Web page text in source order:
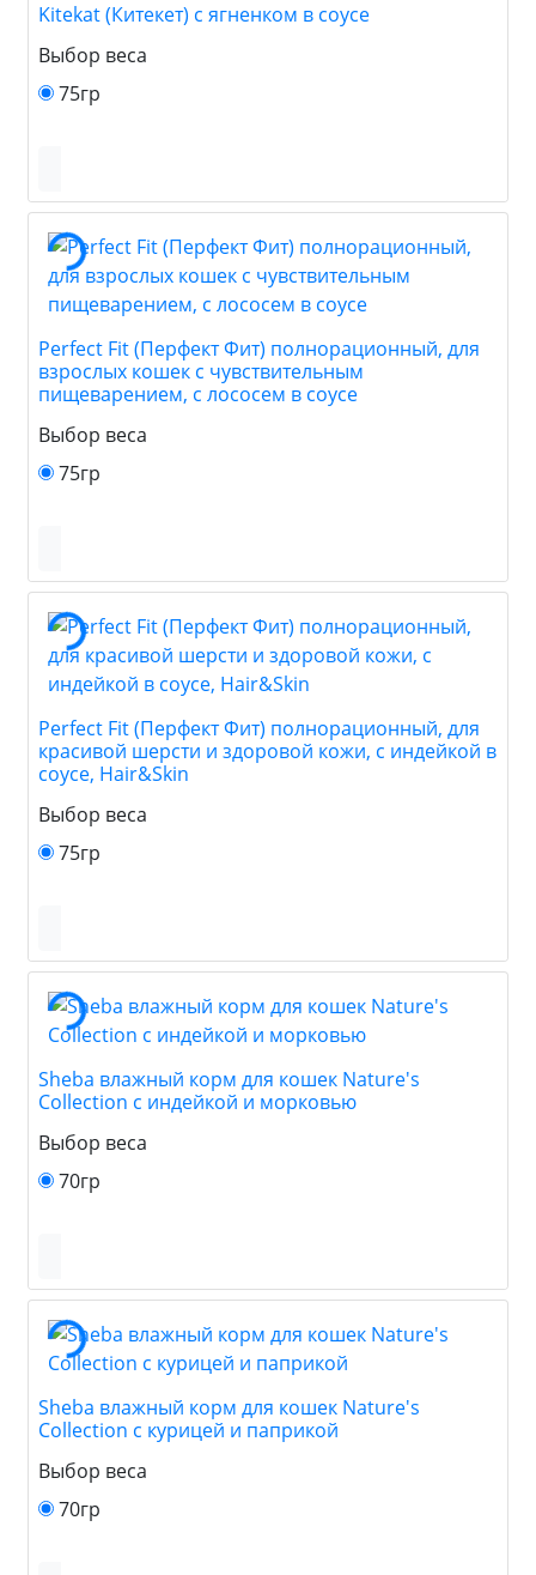
Kitekat (Китекет) с ягненком в соусе
Выбор веса
75гр
Perfect Fit (Перфект Фит) полнорационный, для
взрослых кошек с чувствительным
пищеварением, с лососем в соусе
Выбор веса
75гр
Perfect Fit (Перфект Фит) полнорационный, для
красивой шерсти и здоровой кожи, с индейкой в
соусе, Hair&Skin
Выбор веса
75гр
Sheba влажный корм для кошек Nature's
Collection с индейкой и морковью
Выбор веса
70гр
Sheba влажный корм для кошек Nature's
Collection с курицей и паприкой
Выбор веса
70гр